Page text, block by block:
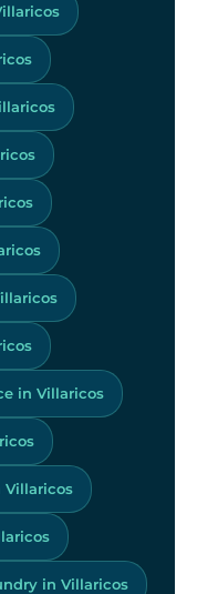
in Villaricos
Villaricos
in Villaricos